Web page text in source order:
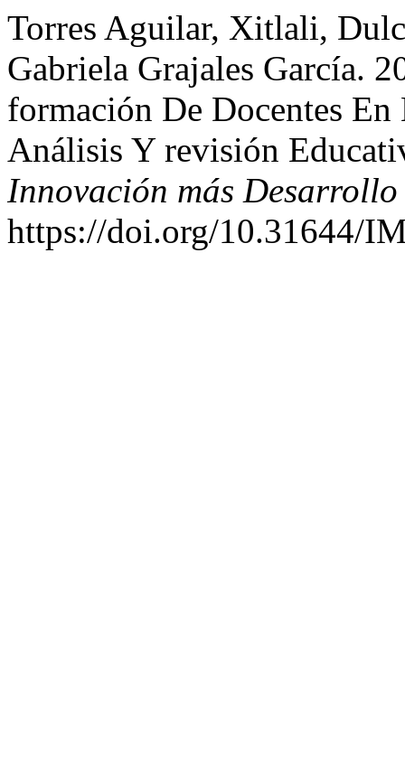
Torres Aguilar, Xitlali,
Gabriela Grajales García.
formación De Docentes
Análisis Y revisión
Innovación más Desarrollo
https://doi.org/10.31644/